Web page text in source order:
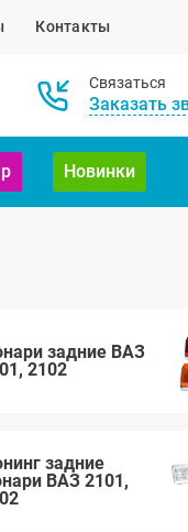
Контакты
Связаться
Заказать
Новинки
задние ВАЗ
2102
задние
ВАЗ 2101,